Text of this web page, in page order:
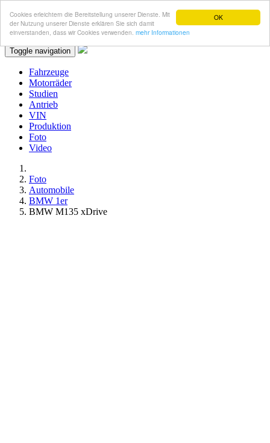
OK
Cookies erleichtern die Bereitstellung unserer Dienste. Mit
der Nutzung unserer Dienste erklären Sie sich damit
einverstanden, dass wir Cookies verwenden. mehr Informationen
Toggle navigation
Fahrzeuge
Motorräder
Studien
Antrieb
VIN
Produktion
Foto
Video
Foto
Automobile
BMW 1er
BMW M135 xDrive